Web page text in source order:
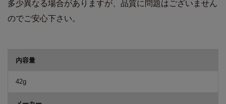
多少異なる場合がありますが、品質に問題はございません
のでご安心下さい。
内容量
42g